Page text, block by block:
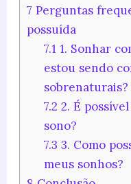
7 Perguntas
possuída
7.1 1. Sonhar
estou sendo
sobrenaturais?
7.2 2. É
sono?
7.3 3. Como
meus sonhos?